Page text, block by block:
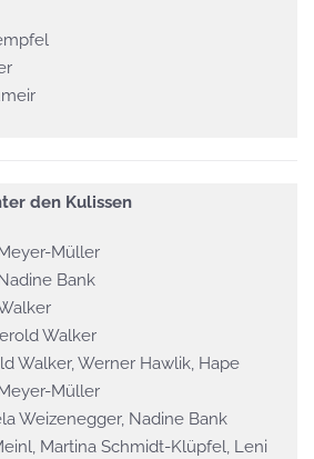
den Kulissen
Müller
Bank
Walker
Walker, Werner Hawlik, Hape
Müller
Weizenegger, Nadine Bank
Martina Schmidt-Klüpfel, Leni